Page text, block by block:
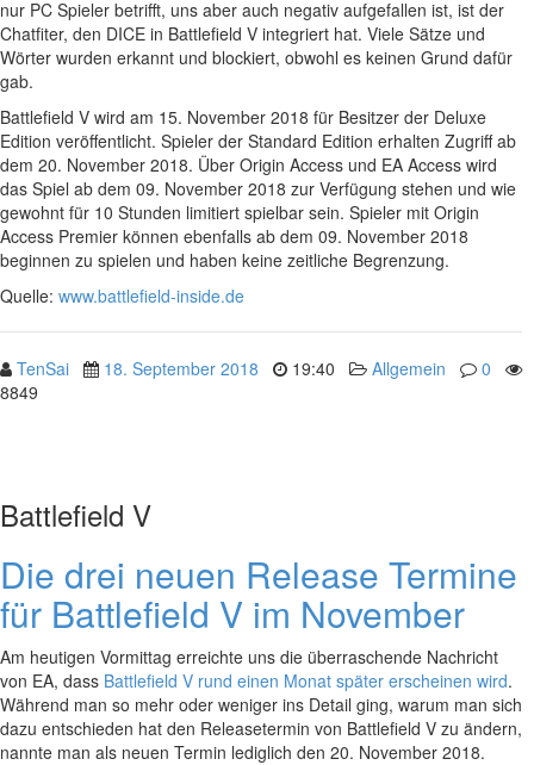
nur PC Spieler betrifft, uns aber auch negativ aufgefallen ist, ist der
Chatfiter, den DICE in Battlefield V integriert hat. Viele Sätze und
Wörter wurden erkannt und blockiert, obwohl es keinen Grund dafür
gab.
Battlefield V wird am 15. November 2018 für Besitzer der Deluxe
Edition veröffentlicht. Spieler der Standard Edition erhalten Zugriff ab
dem 20. November 2018. Über Origin Access und EA Access wird
das Spiel ab dem 09. November 2018 zur Verfügung stehen und wie
gewohnt für 10 Stunden limitiert spielbar sein. Spieler mit Origin
Access Premier können ebenfalls ab dem 09. November 2018
beginnen zu spielen und haben keine zeitliche Begrenzung.
Quelle: www.battlefield-inside.de
TenSai 18. September 2018 19:40 Allgemein
0
8849
Battlefield V
Die drei neuen Release Termine
für Battlefield V im November
Am heutigen Vormittag erreichte uns die überraschende Nachricht
von EA, dass Battlefield V rund einen Monat später erscheinen wird.
Während man so mehr oder weniger ins Detail ging, warum man sich
dazu entschieden hat den Releasetermin von Battlefield V zu ändern,
nannte man als neuen Termin lediglich den 20. November 2018.